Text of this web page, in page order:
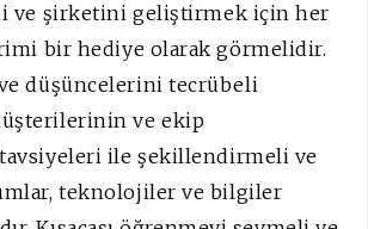
ve şirketini geliştirmek için her
bir hediye olarak görmelidir.
düşüncelerini tecrübeli
ve ekip
tavsiyeleri ile şekillendirmeli ve
teknolojiler ve bilgiler